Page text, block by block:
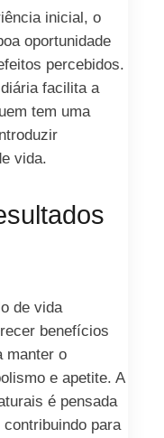
inicial, o
oportunidade
percebidos.
facilita a
tem uma
vida.
de vida
benefícios
manter o
e apetite. A
é pensada
para